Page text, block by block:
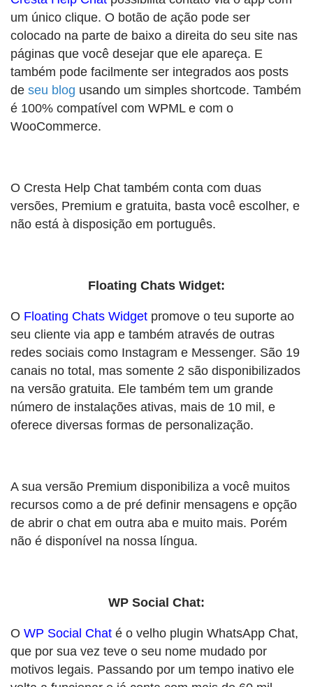
um único clique. O botão de ação pode ser
colocado na parte de baixo a direita do seu site nas
páginas que você desejar que ele apareça. E
também pode facilmente ser integrados aos posts
de seu blog usando um simples shortcode. Também
é 100% compatível com WPML e com o
WooCommerce.
O Cresta Help Chat também conta com duas
versões, Premium e gratuita, basta você escolher, e
não está à disposição em português.
Floating Chats Widget:
O Floating Chats Widget promove o teu suporte ao
seu cliente via app e também através de outras
redes sociais como Instagram e Messenger. São 19
canais no total, mas somente 2 são disponibilizados
na versão gratuita. Ele também tem um grande
número de instalações ativas, mais de 10 mil, e
oferece diversas formas de personalização.
A sua versão Premium disponibiliza a você muitos
recursos como a de pré definir mensagens e opção
de abrir o chat em outra aba e muito mais. Porém
não é disponível na nossa língua.
WP Social Chat:
O WP Social Chat é o velho plugin WhatsApp Chat,
que por sua vez teve o seu nome mudado por
motivos legais. Passando por um tempo inativo ele